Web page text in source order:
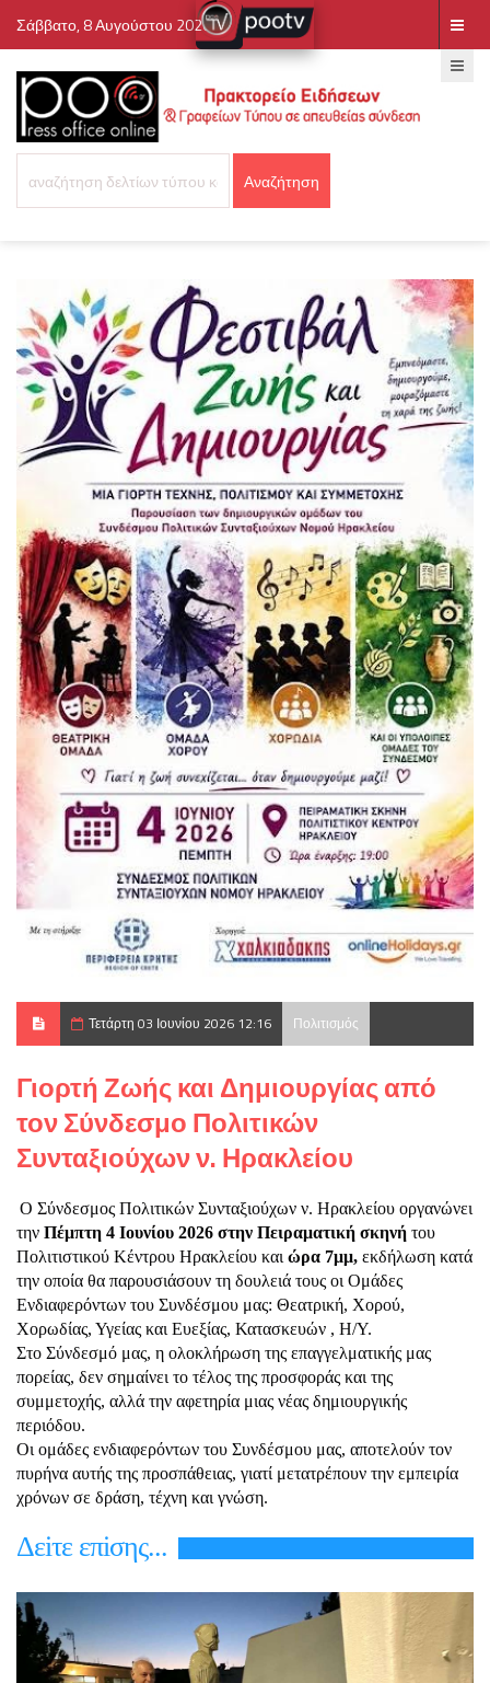
Σάββατο, 8 Αυγούστου 2026
Τετάρτη 03 Ιουνίου 2026 12:16 Πολιτισμός
Γιορτή Ζωής και Δημιουργίας από
τον Σύνδεσμο Πολιτικών
Συνταξιούχων ν. Ηρακλείου
Ο Σύνδεσμος Πολιτικών Συνταξιούχων ν. Ηρακλείου οργανώνει
την Πέμπτη 4 Ιουνίου 2026 στην Πειραματική σκηνή του
Πολιτιστικού Κέντρου Ηρακλείου και ώρα 7μμ, εκδήλωση κατά
την οποία θα παρουσιάσουν τη δουλειά τους οι Ομάδες
Ενδιαφερόντων του Συνδέσμου μας: Θεατρική, Χορού,
Χορωδίας, Υγείας και Ευεξίας, Κατασκευών , Η/Υ.
Στο Σύνδεσμό μας, η ολοκλήρωση της επαγγελματικής μας
πορείας, δεν σημαίνει το τέλος της προσφοράς και της
συμμετοχής, αλλά την αφετηρία μιας νέας δημιουργικής
περιόδου.
Οι ομάδες ενδιαφερόντων του Συνδέσμου μας, αποτελούν τον
πυρήνα αυτής της προσπάθειας, γιατί μετατρέπουν την εμπειρία
χρόνων σε δράση, τέχνη και γνώση.
Δεiτε επiσης...